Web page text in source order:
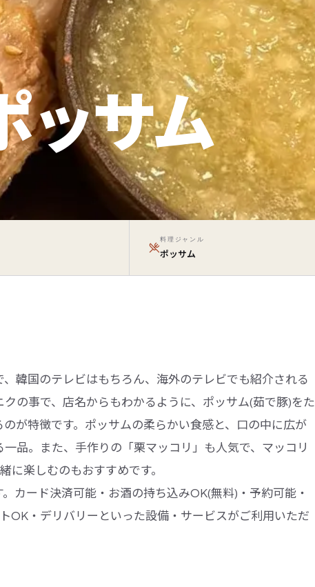
ッサム
料理ジャンル
ポッサム
韓国のテレビはもちろん、海外のテレビでも紹介される
の事で、店名からもわかるように、ポッサム(茹で豚)をた
が特徴です。ポッサムの柔らかい食感と、口の中に広が
品。また、手作りの「栗マッコリ」も人気で、マッコリ
に楽しむのもおすすめです。
カード決済可能・お酒の持ち込みOK(無料)・予約可能・
OK・デリバリーといった設備・サービスがご利用いただ